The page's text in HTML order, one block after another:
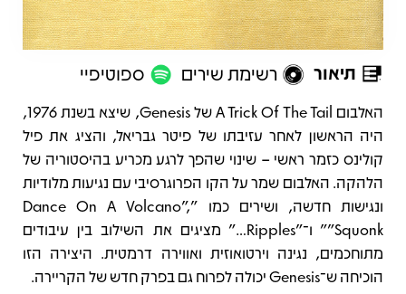
תיאור רשימת שירים ספוטיפיי
תיאור
האלבום A Trick Of The Tail של Genesis, שיצא בשנת 1976,
היה הראשון לאחר עזיבתו של פיטר גבריאל, והציג את פיל
קולינס כזמר ראשי – שינוי שהפך לרגע מכריע בהיסטוריה של
הלהקה. האלבום שמר על הקו הפרוגרסיבי עם נגיעות מלודיות
ונגישות חדשה, ושירים כמו "Dance On A Volcano",
"Squonk" ו־"Ripples…" מציגים את השילוב בין עיבודים
מתוחכמים, נגינה וירטואוזית ואווירה דרמטית. היצירה הזו
הוכיחה ש־Genesis יכולה לפרוח גם בפרק חדש של הקריירה.